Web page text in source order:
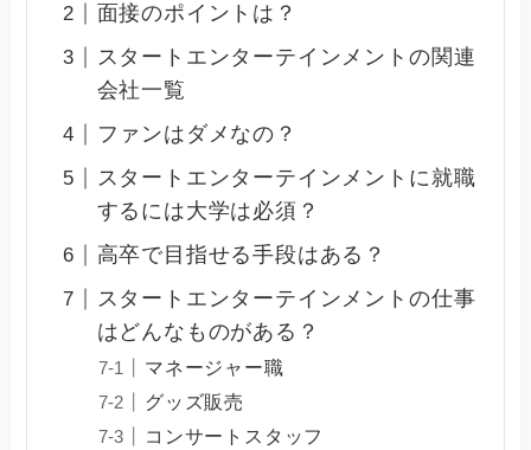
面接のポイントは？
スタートエンターテインメントの関連
会社一覧
ファンはダメなの？
スタートエンターテインメントに就職
するには大学は必須？
高卒で目指せる手段はある？
スタートエンターテインメントの仕事
はどんなものがある？
マネージャー職
グッズ販売
コンサートスタッフ